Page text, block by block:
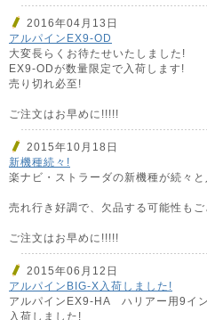
2016年04月13日
アルパインEX9-OD
大変長らくお待たせいたしました!
EX9-ODが数量限定で入荷します!
売り切れ必至!
ご注文はお早めに!!!!!
2015年10月18日
新機種続々!
楽ナビ・ストラーダの新機種が続々と
売れ行き好調で、欠品する可能性もご
ご注文はお早めに!!!!!
2015年06月12日
アルパインBIG-X入荷しました!
アルパインEX9-HA ハリアー用9イ
入荷しました!